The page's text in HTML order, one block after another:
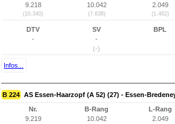
9.218
(10.340)
10.042
(7.638)
2.049
(1.462)
DTV
-
SV
-
(-)
BPL
Infos...
B 224 AS Essen-Haarzopf (A 52) (27) - Essen-
Nr.
9.219
B-Rang
10.042
L-Rang
2.049